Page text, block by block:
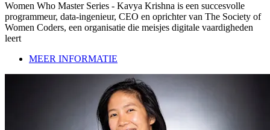
Women Who Master Series - Kavya Krishna is een succesvolle
programmeur, data-ingenieur, CEO en oprichter van The Society of
Women Coders, een organisatie die meisjes digitale vaardigheden
leert
MEER INFORMATIE